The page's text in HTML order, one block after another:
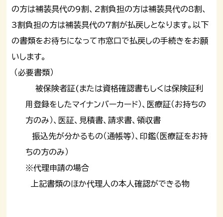
の方は補装具代の9割、2割負担の方は補装具代の8割、
3割負担の方は補装具代の7割が払戻しとなります。以下
の書類をお待ちになって市窓口で払戻しの手続きをお願
いします。
（必要書類）
被保険者証(または資格確認書もしくは保険証利
用登録をしたマイナンバーカード）、医療証（お持ちの
方のみ）、医証、見積書、請求書、領収書
振込先が分かるもの（通帳等）、印鑑（医療証をお持
ちの方のみ）
※代理申請の場合
上記書類のほか代理人の本人確認ができる物